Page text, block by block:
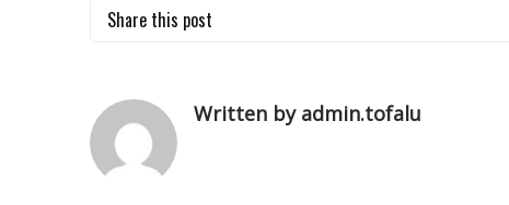
Share this post
Written by admin.tofalu